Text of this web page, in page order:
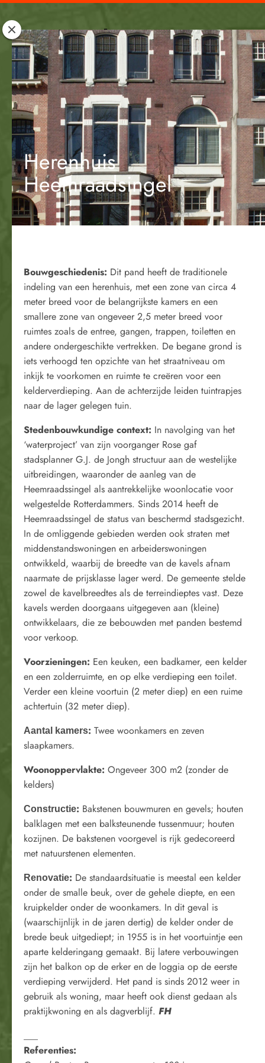
Rotterdam
Woont
Herenhuis
Heemraadsingel
Bouwgeschiedenis: Dit pand heeft de traditionele
indeling van een herenhuis, met een zone van circa 4
meter breed voor de belangrijkste kamers en een
smallere zone van ongeveer 2,5 meter breed voor
ruimtes zoals de entree, gangen, trappen, toiletten en
andere ondergeschikte vertrekken. De begane grond is
iets verhoogd ten opzichte van het straatniveau om
inkijk te voorkomen en ruimte te creëren voor een
kelderverdieping. Aan de achterzijde leiden tuintrapjes
naar de lager gelegen tuin.
Stedenbouwkundige context: In navolging van het
‘waterproject’ van zijn voorganger Rose gaf
stadsplanner G.J. de Jongh structuur aan de westelijke
uitbreidingen, waaronder de aanleg van de
Heemraadssingel als aantrekkelijke woonlocatie voor
welgestelde Rotterdammers. Sinds 2014 heeft de
Heemraadssingel de status van beschermd stadsgezicht.
In de omliggende gebieden werden ook straten met
middenstandswoningen en arbeiderswoningen
ontwikkeld, waarbij de breedte van de kavels afnam
naarmate de prijsklasse lager werd. De gemeente stelde
zowel de kavelbreedtes als de terreindieptes vast. Deze
kavels werden doorgaans uitgegeven aan (kleine)
ontwikkelaars, die ze bebouwden met panden bestemd
voor verkoop.
Voorzieningen: Een keuken, een badkamer, een kelder
en een zolderruimte, en op elke verdieping een toilet.
Verder een kleine voortuin (2 meter diep) en een ruime
achtertuin (32 meter diep).
Aantal kamers: Twee woonkamers en zeven
slaapkamers.
Woonoppervlakte: Ongeveer 300 m2 (zonder de
kelders)
Constructie: Bakstenen bouwmuren en gevels; houten
balklagen met een balksteunende tussenmuur; houten
kozijnen. De bakstenen voorgevel is rijk gedecoreerd
met natuurstenen elementen.
Renovatie: De standaardsituatie is meestal een kelder
onder de smalle beuk, over de gehele diepte, en een
kruipkelder onder de woonkamers. In dit geval is
(waarschijnlijk in de jaren dertig) de kelder onder de
brede beuk uitgediept; in 1955 is in het voortuintje een
aparte kelderingang gemaakt. Bij latere verbouwingen
zijn het balkon op de erker en de loggia op de eerste
verdieping verwijderd. Het pand is sinds 2012 weer in
gebruik als woning, maar heeft ook dienst gedaan als
praktijkwoning en als dagverblijf. FH
Referenties: